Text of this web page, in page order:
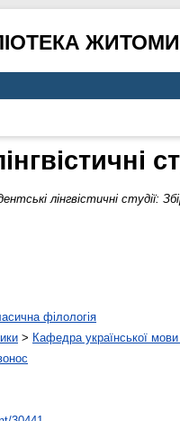
лінгвістичні студії:
філологія
> Кафедра української